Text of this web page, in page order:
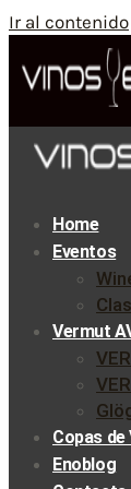
Ir al contenido
Home
Eventos
Vermut
Copas de
Enoblog